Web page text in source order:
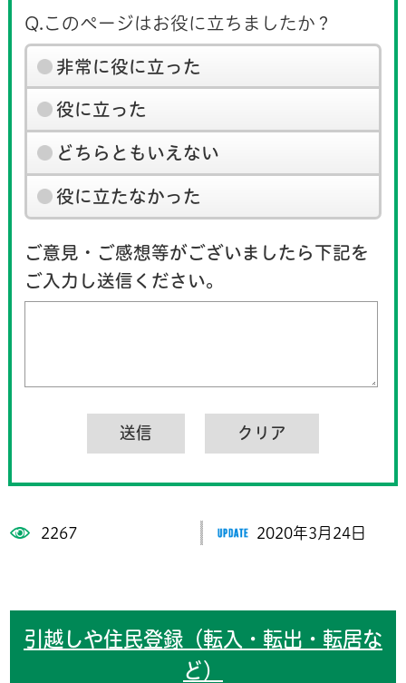
Q.このページはお役に立ちましたか？
非常に役に立った
役に立った
どちらともいえない
役に立たなかった
ご意見・ご感想等がございましたら下記を
ご入力し送信ください。
2267 2020年3月24日
引越しや住民登録（転入・転出・転居な
ど）